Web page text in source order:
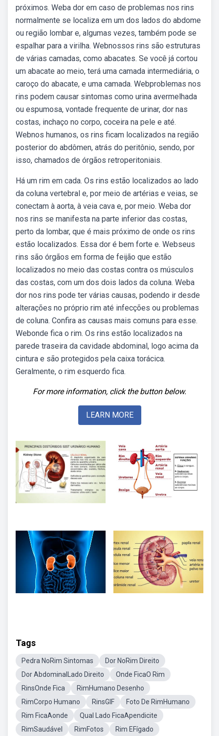
próximos. Weba dor em caso de problemas nos rins
normalmente se localiza em um dos lados do abdome
ou região lombar e, algumas vezes, também pode se
espalhar para a virilha. Webnossos rins são estruturas
de várias camadas, como abacates. Se você já cortou
um abacate ao meio, terá uma camada intermediária, o
caroço do abacate, e uma camada. Webproblemas nos
rins podem causar sintomas como urina avermelhada
ou espumosa, vontade frequente de urinar, dor nas
costas, inchaço no corpo, coceira na pele e até.
Webnos humanos, os rins ficam localizados na região
posterior do abdômen, atrás do peritônio, sendo, por
isso, chamados de órgãos retroperitoniais.
Há um rim em cada. Os rins estão localizados ao lado
da coluna vertebral e, por meio de artérias e veias, se
conectam à aorta, à veia cava e, por meio. Weba dor
nos rins se manifesta na parte inferior das costas,
perto da lombar, que é mais próximo de onde os rins
estão localizados. Essa dor é bem forte e. Webseus
rins são órgãos em forma de feijão que estão
localizados no meio das costas contra os músculos
das costas, com um dos dois lados da coluna. Weba
dor nos rins pode ter várias causas, podendo ir desde
alterações no próprio rim até infecções ou problemas
de coluna. Confira as causas mais comuns para esse.
Webonde fica o rim. Os rins estão localizados na
parede traseira da cavidade abdominal, logo acima da
cintura e são protegidos pela caixa torácica.
Geralmente, o rim esquerdo fica.
For more information, click the button below.
LEARN MORE
Tags
Pedra NoRim Sintomas
Dor NoRim Direito
Dor AbdominalLado Direito
Onde FicaO Rim
RinsOnde Fica
RimHumano Desenho
RimCorpo Humano
RinsGIF
Foto De RimHumano
Rim FicaAonde
Qual Lado FicaApendicite
RimSaudável
RimFotos Rim EFígado